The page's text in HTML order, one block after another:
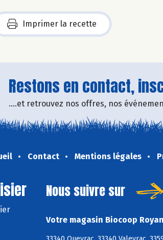
Imprimer la recette
Restons en contact,
....et retrouvez nos offres, nos
Contact Mentions légales
Nous suivre sur
Votre magasin Biocoop